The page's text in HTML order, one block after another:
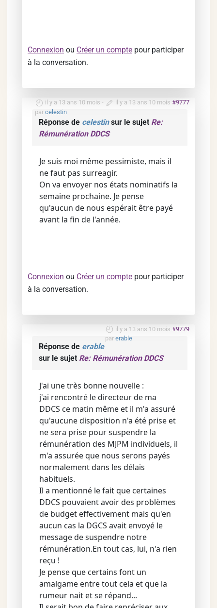
Connexion ou Créer un compte pour participer
à la conversation.
il y a 13 ans 10 mois - il y a 13 ans 10 mois #9777
par celestin
Réponse de celestinsur le sujet Re:
Rémunération DDCS
Je suis moi même pessimiste, mais il
ne faut pas surreagir.
On va envoyer nos états nominatifs la
semaine prochaine. Je pense
qu'aucun de nous espérait être payé
avant la fin de l'année.
Connexion ou Créer un compte pour participer
à la conversation.
il y a 13 ans 10 mois #9779
par erable
Réponse de erable
sur le sujet Re: Rémunération DDCS
J'ai une très bonne nouvelle :
j'ai rencontré le directeur de ma
DDCS ce matin même et il m'a assuré
qu'aucune disposition n'a été prise et
ne sera prise pour suspendre la
rémunération des MJPM individuels, il
m'a assurée que nous serons payés
normalement dans les délais
habituels.
Il a mentionné le fait que certaines
DDCS pouvaient avoir des problèmes
de budget effectivement mais qu'en
aucun cas la DGCS avait envoyé le
message de suspendre notre
rémunération.En tout cas, lui, n'a rien
reçu !
Je pense que certains font un
amalgame entre tout cela et que la
rumeur nait et se répand...